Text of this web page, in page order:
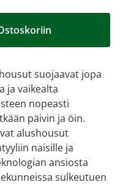
suojaavat jopa
ja vaikealta
nopeasti
päivin ja öin.
alushousut
naisille ja
ansiosta
sulkeutuen